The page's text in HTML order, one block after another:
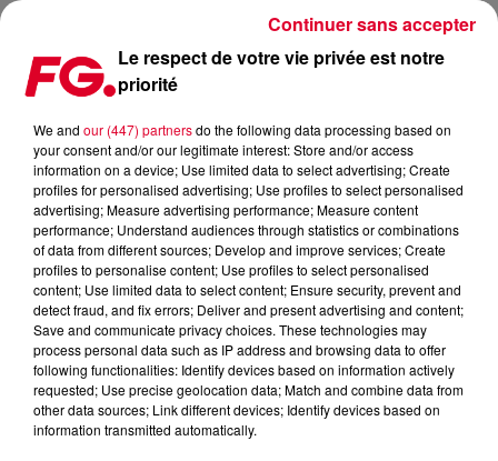
MAINSTAGE : ALISON WONDERLAND
Le respect de votre vie privée est notre
priorité
We and our (447) partnersdo the following data processing based on
your consent and/or our legitimate interest: Store and/or access
information on a device; Use limited data to select advertising; Create
profiles for personalised advertising; Use profiles to select personalised
advertising; Measure advertising performance; Measure content
performance; Understand audiences through statistics or combinations
of data from different sources; Develop and improve services; Create
profiles to personalise content; Use profiles to select personalised
content; Use limited data to select content; Ensure security, prevent and
detect fraud, and fix errors; Deliver and present advertising and content;
Save and communicate privacy choices. These technologies may
process personal data such as IP address and browsing data to offer
following functionalities: Identify devices based on information actively
requested; Use precise geolocation data; Match and combine data from
other data sources; Link different devices; Identify devices based on
information transmitted automatically.
Continuer sans accepter